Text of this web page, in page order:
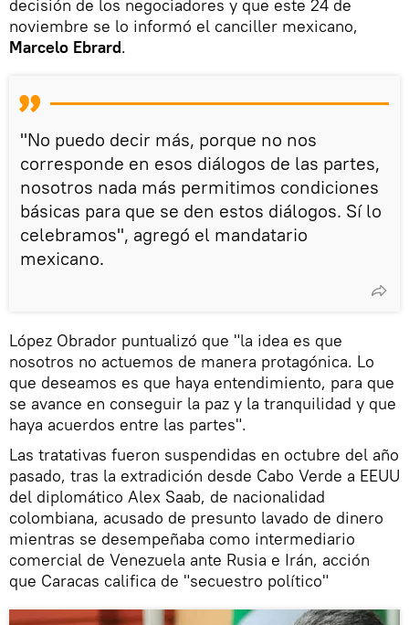
decisión de los negociadores y que este 24 de
noviembre se lo informó el canciller mexicano,
Marcelo Ebrard.
"No puedo decir más, porque no nos
corresponde en esos diálogos de las partes,
nosotros nada más permitimos condiciones
básicas para que se den estos diálogos. Sí lo
celebramos", agregó el mandatario
mexicano.
López Obrador puntualizó que "la idea es que
nosotros no actuemos de manera protagónica. Lo
que deseamos es que haya entendimiento, para que
se avance en conseguir la paz y la tranquilidad y que
haya acuerdos entre las partes".
Las tratativas fueron suspendidas en octubre del año
pasado, tras la extradición desde Cabo Verde a EEUU
del diplomático Alex Saab, de nacionalidad
colombiana, acusado de presunto lavado de dinero
mientras se desempeñaba como intermediario
comercial de Venezuela ante Rusia e Irán, acción
que Caracas califica de "secuestro político"